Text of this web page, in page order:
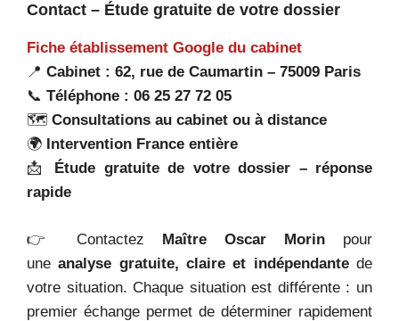
Contact – Étude gratuite de votre dossier
Fiche établissement Google du cabinet
📍 Cabinet : 62, rue de Caumartin – 75009 Paris
📞 Téléphone : 06 25 27 72 05
🗺️ Consultations au cabinet ou à distance
🌍 Intervention France entière
📩 Étude gratuite de votre dossier – réponse
rapide
👉 Contactez Maître Oscar Morin pour
uneanalyse gratuite, claire et indépendantede
votre situation. Chaque situation est différente : un
premier échange permet de déterminer rapidement